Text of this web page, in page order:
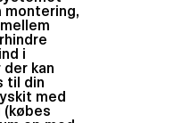
montering,
i
kan
til din
med
(købes